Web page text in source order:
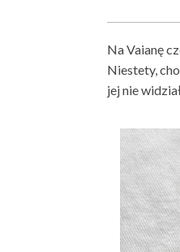
Na Vaianę
Niestety,
jej nie